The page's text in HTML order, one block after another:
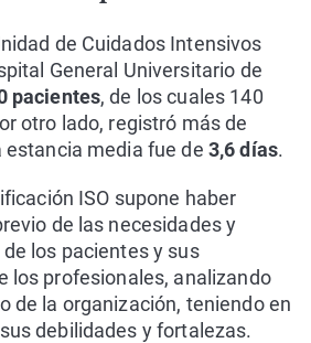
de Cuidados Intensivos
General Universitario de
pacientes, de los cuales 140
otro lado, registró más de
media fue de 3,6 días.
ISO supone haber
de las necesidades y
los pacientes y sus
los profesionales, analizando
de la organización, teniendo en
debilidades y fortalezas.